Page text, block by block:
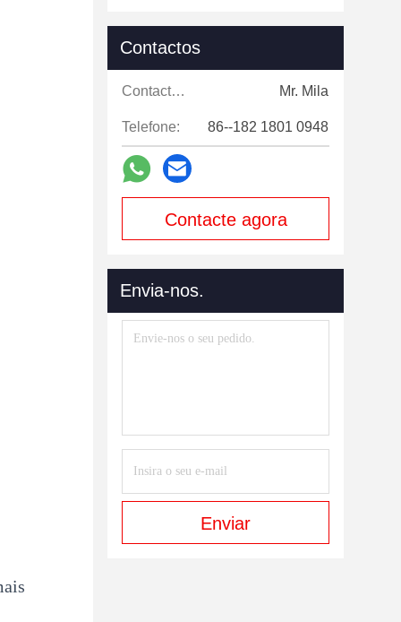
Contactos
Contactos: Mr. Mila
Telefone: 86--182 1801 0948
Contacte agora
Envia-nos.
Enviar